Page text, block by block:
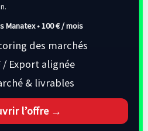
Manatex •100 € / mois
des marchés
/ Export alignée
& livrables
l’offre →